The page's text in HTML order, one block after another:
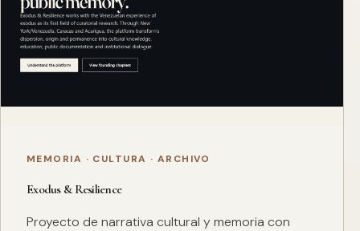
MEMORIA · CULTURA · ARCHIVO
Exodus & Resilience
Proyecto de narrativa cultural y memoria con